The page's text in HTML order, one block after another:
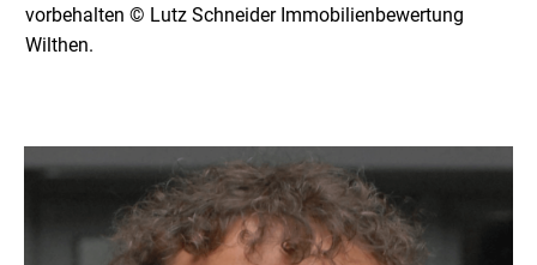
vorbehalten © Lutz Schneider Immobilienbewertung
Wilthen.